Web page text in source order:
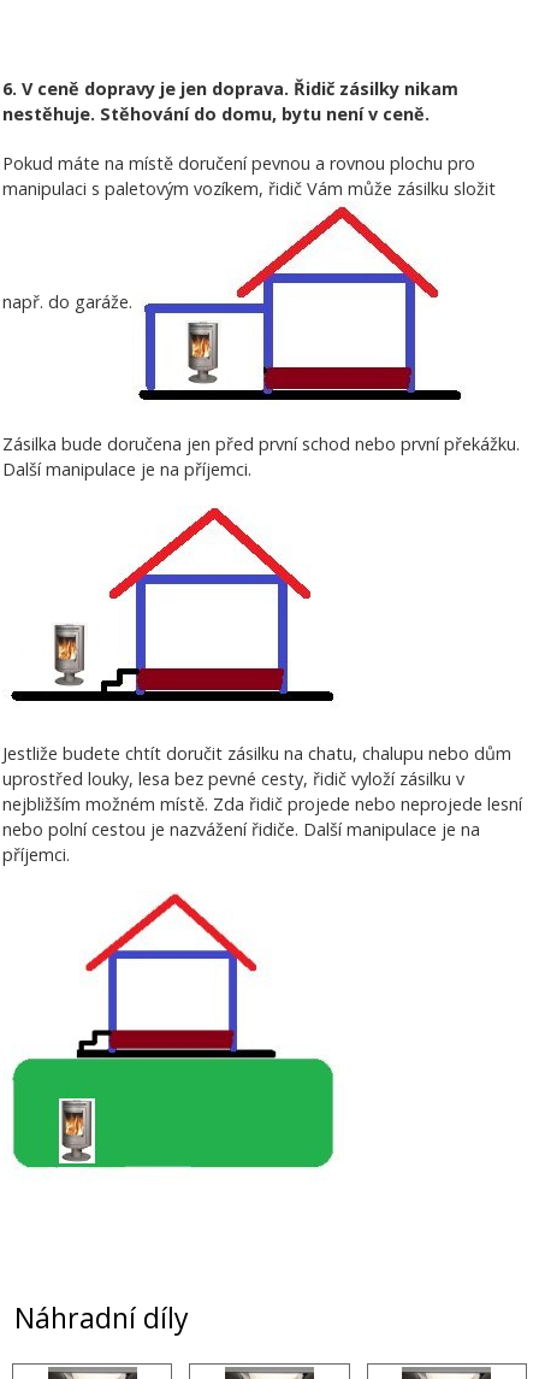
6. V ceně dopravy je jen doprava. Řidič zásilky nikam
nestěhuje. Stěhování do domu, bytu není v ceně.
Pokud máte na místě doručení pevnou a rovnou plochu pro
manipulaci s paletovým vozíkem, řidič Vám může zásilku složit
např. do garáže.
Zásilka bude doručena jen před první schod nebo první překážku.
Další manipulace je na příjemci.
Jestliže budete chtít doručit zásilku na chatu, chalupu nebo dům
uprostřed louky, lesa bez pevné cesty, řidič vyloží zásilku v
nejbližším možném místě. Zda řidič projede nebo neprojede lesní
nebo polní cestou je nazvážení řidiče. Další manipulace je na
příjemci.
Náhradní díly